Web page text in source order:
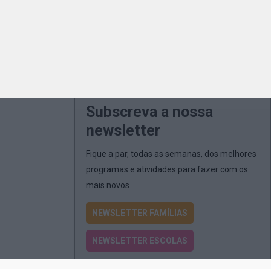
Subscreva a nossa
newsletter
Fique a par, todas as semanas, dos melhores
programas e atividades para fazer com os
mais novos
NEWSLETTER FAMÍLIAS
NEWSLETTER ESCOLAS